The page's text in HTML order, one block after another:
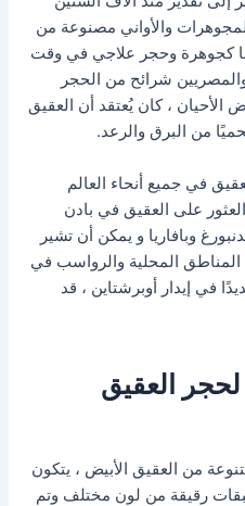
والأواني مصنوعة من
كجوهرة وحجر علاجي في وقت
شرائح من الحجر
، كان يُعتقد أن العقيق
من البرق والرعد.
في جميع أنحاء العالم
على العقيق في بادن
وبافاريا و يمكن أن تشير
المناطق المحلية والرواسب في
في إيدار أوبرشتاين ، قد
لحجر العقيق
من العقيق الأبيض ، يتكون
رقيقة من لون مختلف وتم